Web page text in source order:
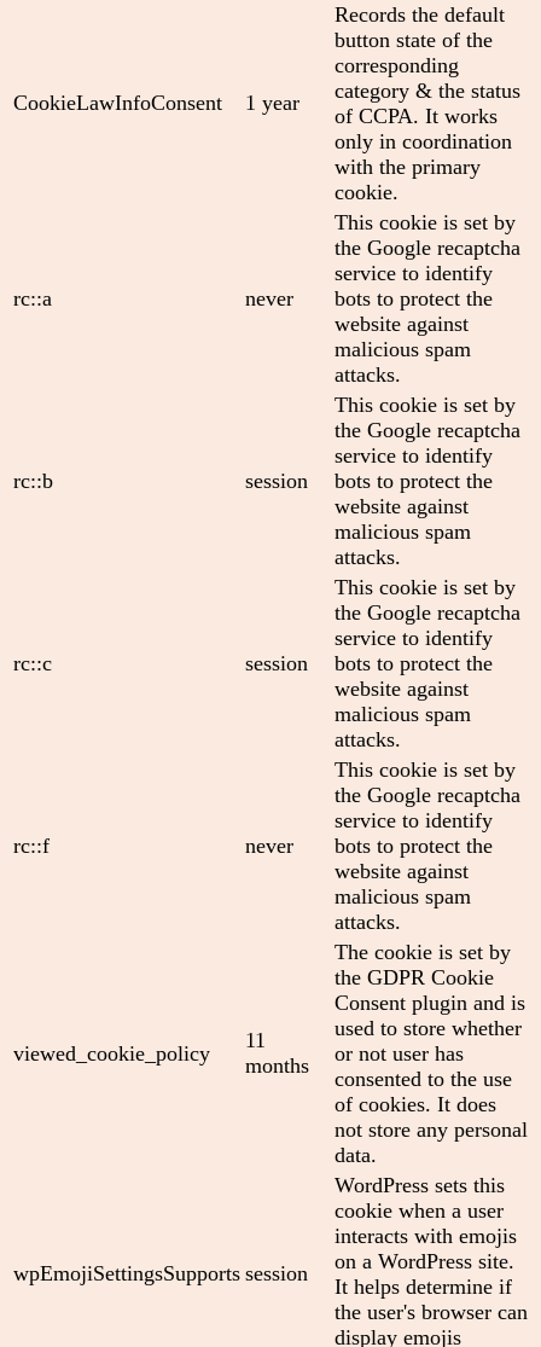
CookieLawInfoConsent 1 year
Records the default
button state of the
corresponding
category & the status
of CCPA. It works
only in coordination
with the primary
cookie.
rc::a never
This cookie is set by
the Google recaptcha
service to identify
bots to protect the
website against
malicious spam
attacks.
rc::b session
This cookie is set by
the Google recaptcha
service to identify
bots to protect the
website against
malicious spam
attacks.
rc::c session
This cookie is set by
the Google recaptcha
service to identify
bots to protect the
website against
malicious spam
attacks.
rc::f never
This cookie is set by
the Google recaptcha
service to identify
bots to protect the
website against
malicious spam
attacks.
viewed_cookie_policy
11
months
The cookie is set by
the GDPR Cookie
Consent plugin and is
used to store whether
or not user has
consented to the use
of cookies. It does
not store any personal
data.
wpEmojiSettingsSupports session
WordPress sets this
cookie when a user
interacts with emojis
on a WordPress site.
It helps determine if
the user's browser can
display emojis